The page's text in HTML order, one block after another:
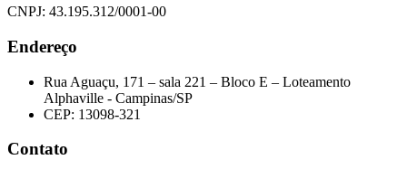
CNPJ: 43.195.312/0001-00
Endereço
Rua Aguaçu, 171 – sala 221 – Bloco E – Loteamento
Alphaville - Campinas/SP
CEP: 13098-321
Contato